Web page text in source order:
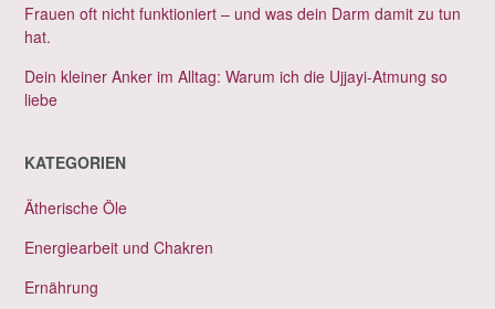
Frauen oft nicht funktioniert – und was dein Darm damit zu tun
hat.
Dein kleiner Anker im Alltag: Warum ich die Ujjayi-Atmung so
liebe
KATEGORIEN
Ätherische Öle
Energiearbeit und Chakren
Ernährung